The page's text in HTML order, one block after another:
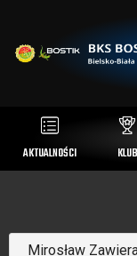
AKTUALNOŚCI KLUB